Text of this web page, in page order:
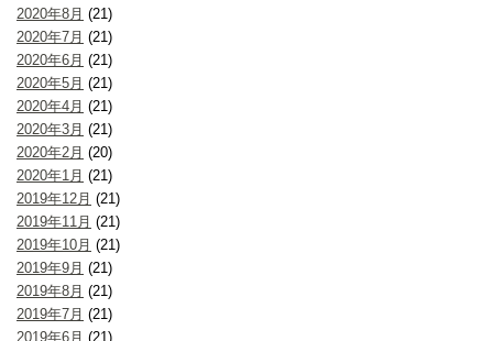
2020年8月 (21)
2020年7月 (21)
2020年6月 (21)
2020年5月 (21)
2020年4月 (21)
2020年3月 (21)
2020年2月 (20)
2020年1月 (21)
2019年12月 (21)
2019年11月 (21)
2019年10月 (21)
2019年9月 (21)
2019年8月 (21)
2019年7月 (21)
2019年6月 (21)